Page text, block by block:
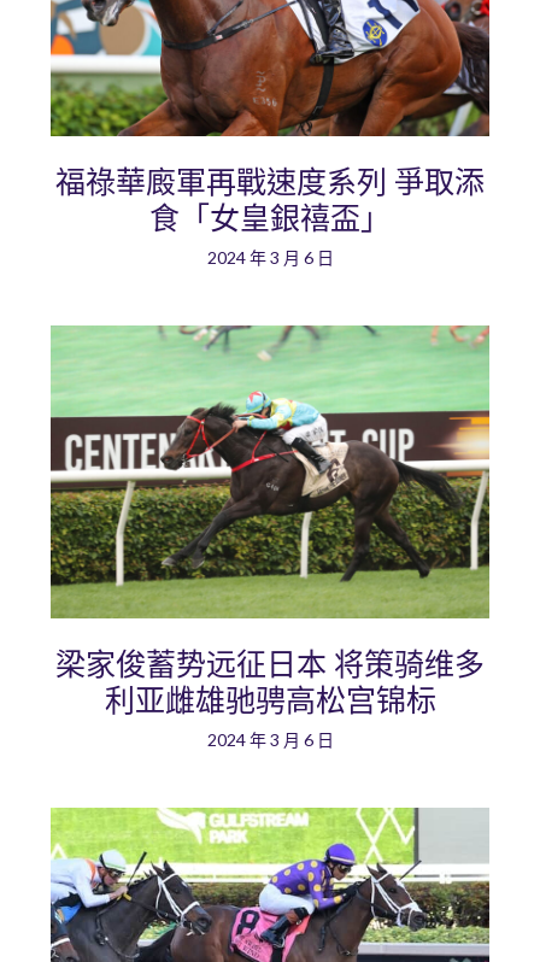
福祿華廄軍再戰速度系列 爭取添
食「女皇銀禧盃」
2024 年 3 月 6 日
梁家俊蓄势远征日本 将策骑维多
利亚雌雄驰骋高松宫锦标
2024 年 3 月 6 日